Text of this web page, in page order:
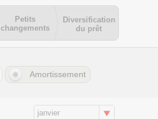
Petits
changements
Diversification
du prêt
Amortissement
janvier